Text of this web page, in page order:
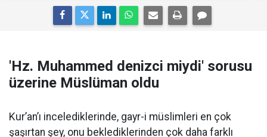
'Hz. Muhammed denizci miydi' sorusu
üzerine Müslüman oldu
Kur’an’ı incelediklerinde, gayr-i müslimleri en çok
şaşırtan şey, onu beklediklerinden çok daha farklı